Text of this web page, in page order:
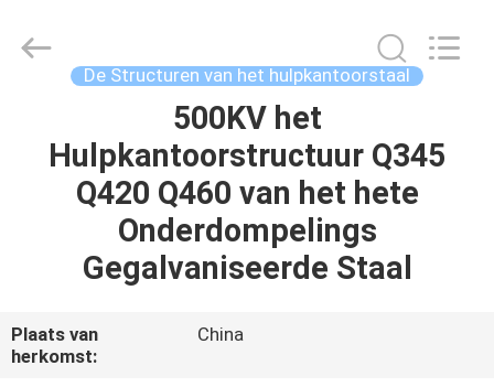
PRODUCTEN
VIDEOS
VR-
SHOW
co.,ltd.
De Structuren van het hulpkantoorstaal
500KV het
Hulpkantoorstructuur Q345
Q420 Q460 van het hete
Onderdompelings
Gegalvaniseerde Staal
Plaats van
herkomst:
China